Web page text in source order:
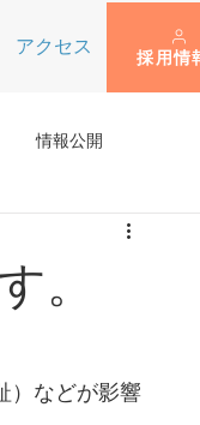
アクセス
採用情
情報公開
。
）などが影響